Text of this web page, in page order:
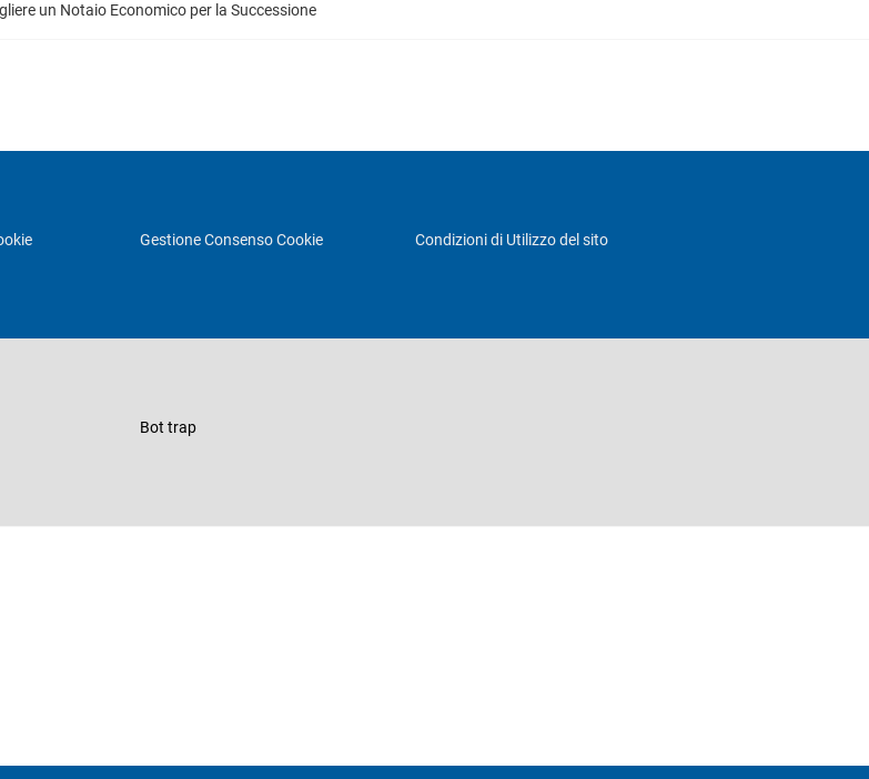
un Notaio Economico per la Successione
Gestione Consenso Cookie Condizioni di Utilizzo del sito
Bot trap